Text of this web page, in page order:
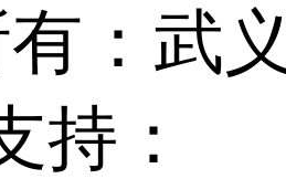
：武
持：